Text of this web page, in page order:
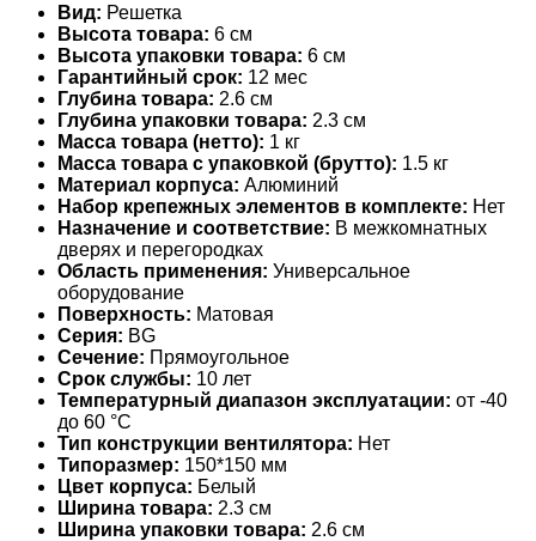
Вид: Решетка
Высота товара: 6 см
Высота упаковки товара: 6 см
Гарантийный срок: 12 мес
Глубина товара: 2.6 см
Глубина упаковки товара: 2.3 см
Масса товара (нетто): 1 кг
Масса товара с упаковкой (брутто): 1.5 кг
Материал корпуса: Алюминий
Набор крепежных элементов в комплекте: Нет
Назначение и соответствие: В межкомнатных
дверях и перегородках
Область применения: Универсальное
оборудование
Поверхность: Матовая
Серия: BG
Сечение: Прямоугольное
Срок службы: 10 лет
Температурный диапазон эксплуатации: от -40
до 60 °С
Тип конструкции вентилятора: Нет
Типоразмер: 150*150 мм
Цвет корпуса: Белый
Ширина товара: 2.3 см
Ширина упаковки товара: 2.6 см